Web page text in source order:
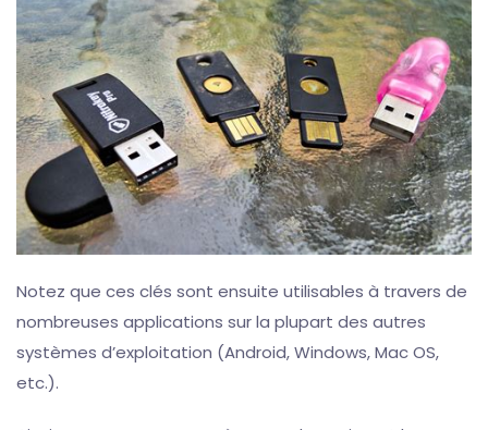
Notez que ces clés sont ensuite utilisables à travers de
nombreuses applications sur la plupart des autres
systèmes d’exploitation (Android, Windows, Mac OS,
etc.).